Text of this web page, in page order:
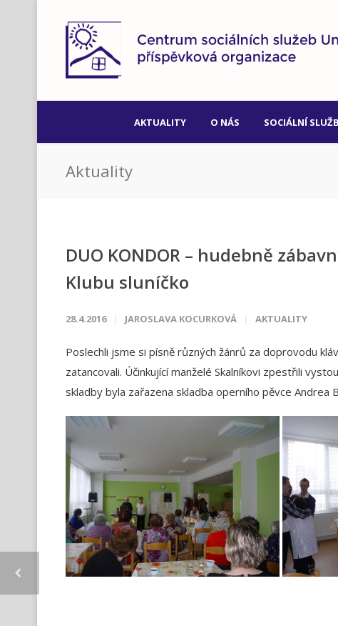
AKTUALITY O NÁS SOCIÁLNÍ
Aktuality
DUO KONDOR – hudebně
Klubu sluníčko
28.4.2016 JAROSLAVA KOCURKOVÁ AKTUALITY
Poslechli jsme si písně různých žánrů za doprovodu
zatancovali. Účinkující manželé Skalníkovi zpestřili
skladby byla zařazena skladba operního pěvce Andrea